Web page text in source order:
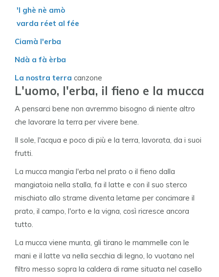
'l ghè nè amò
varda réet al fée
Ciamà l'erba
Ndà a fà èrba
La nostra terra canzone
L'uomo, l'erba, il fieno e la mucca
A pensarci bene non avremmo bisogno di niente altro
che lavorare la terra per vivere bene.
Il sole, l'acqua e poco di più e la terra, lavorata, da i suoi
frutti.
La mucca mangia l'erba nel prato o il fieno dalla
mangiatoia nella stalla, fa il latte e con il suo sterco
mischiato allo strame diventa letame per concimare il
prato, il campo, l'orto e la vigna, così ricresce ancora
tutto.
La mucca viene munta, gli tirano le mammelle con le
mani e il latte va nella secchia di legno, lo vuotano nel
filtro messo sopra la caldera di rame situata nel casello